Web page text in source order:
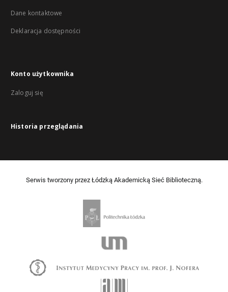
Dane kontaktowe
Deklaracja dostępności
Konto użytkownika
Zaloguj się
Historia przeglądania
Serwis tworzony przez Łódzką Akademicką Sieć Biblioteczną.